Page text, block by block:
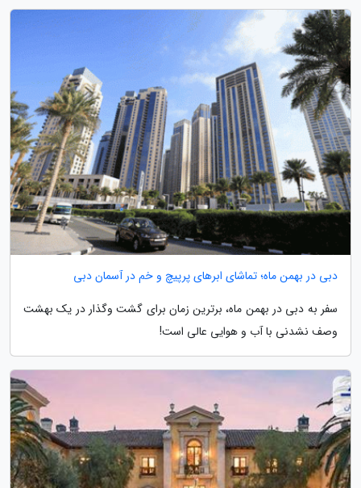
دبی در بهمن ماه؛ تماشای ابرهای پرپیچ و خم در آسمان دبی
سفر به دبی در بهمن ماه، برترین زمان برای گشت وگذار در یک بهشت
وصف نشدنی با آب و هوایی عالی است!